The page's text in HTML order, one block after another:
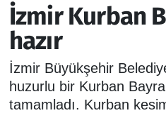
İzmir Kurban
hazır
İzmir Büyükşehir
huzurlu bir Kurban
tamamladı. Kurban
GENEL
EKONOMİ
SİYASET
İzmir Trafik Yoğunluk
Puan Durumu ve
Tüm Manşetler